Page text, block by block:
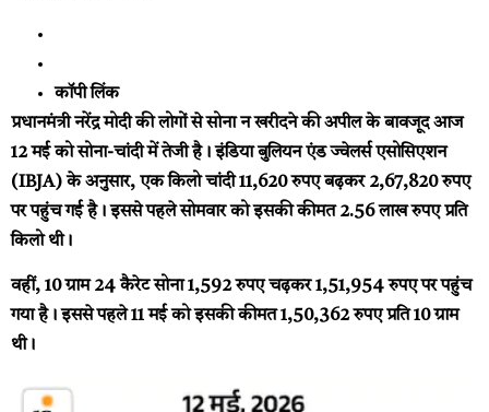
कॉपी लिंक
प्रधानमंत्री नरेंद्र मोदी की लोगों से सोना न खरीदने की अपील के बावजूद आज
12 मई को सोना-चांदी में तेजी है। इंडिया बुलियन एंड ज्वेलर्स एसोसिएशन
(IBJA) के अनुसार, एक किलो चांदी 11,620 रुपए बढ़कर 2,67,820 रुपए
पर पहुंच गई है। इससे पहले सोमवार को इसकी कीमत 2.56 लाख रुपए प्रति
किलो थी।
वहीं, 10 ग्राम 24 कैरेट सोना 1,592 रुपए चढ़कर 1,51,954 रुपए पर पहुंच
गया है। इससे पहले 11 मई को इसकी कीमत 1,50,362 रुपए प्रति 10 ग्राम
थी।